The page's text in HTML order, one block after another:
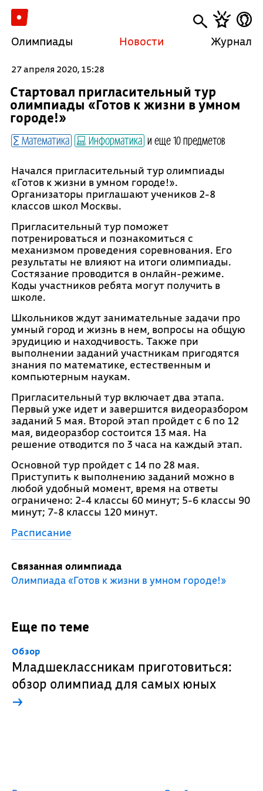
Олимпиады Новости Журнал
27 апреля 2020, 15:28
Стартовал пригласительный тур
олимпиады «Готов к жизни в умном
городе!»
Математика Информатика и еще 10 предметов
Начался пригласительный тур олимпиады
«Готов к жизни в умном городе!».
Организаторы приглашают учеников 2-8
классов школ Москвы.
Пригласительный тур поможет
потренироваться и познакомиться с
механизмом проведения соревнования. Его
результаты не влияют на итоги олимпиады.
Состязание проводится в онлайн-режиме.
Коды участников ребята могут получить в
школе.
Школьников ждут занимательные задачи про
умный город и жизнь в нем, вопросы на общую
эрудицию и находчивость. Также при
выполнении заданий участникам пригодятся
знания по математике, естественным и
компьютерным наукам.
Пригласительный тур включает два этапа.
Первый уже идет и завершится видеоразбором
заданий 5 мая. Второй этап пройдет с 6 по 12
мая, видеоразбор состоится 13 мая. На
решение отводится по 3 часа на каждый этап.
Основной тур пройдет с 14 по 28 мая.
Приступить к выполнению заданий можно в
любой удобный момент, время на ответы
ограничено: 2-4 классы 60 минут; 5-6 классы 90
минут; 7-8 классы 120 минут.
Расписание
Связанная олимпиада
Олимпиада «Готов к жизни в умном городе!»
Еще по теме
Обзор
Младшеклассникам приготовиться:
обзор олимпиад для самых юных
→